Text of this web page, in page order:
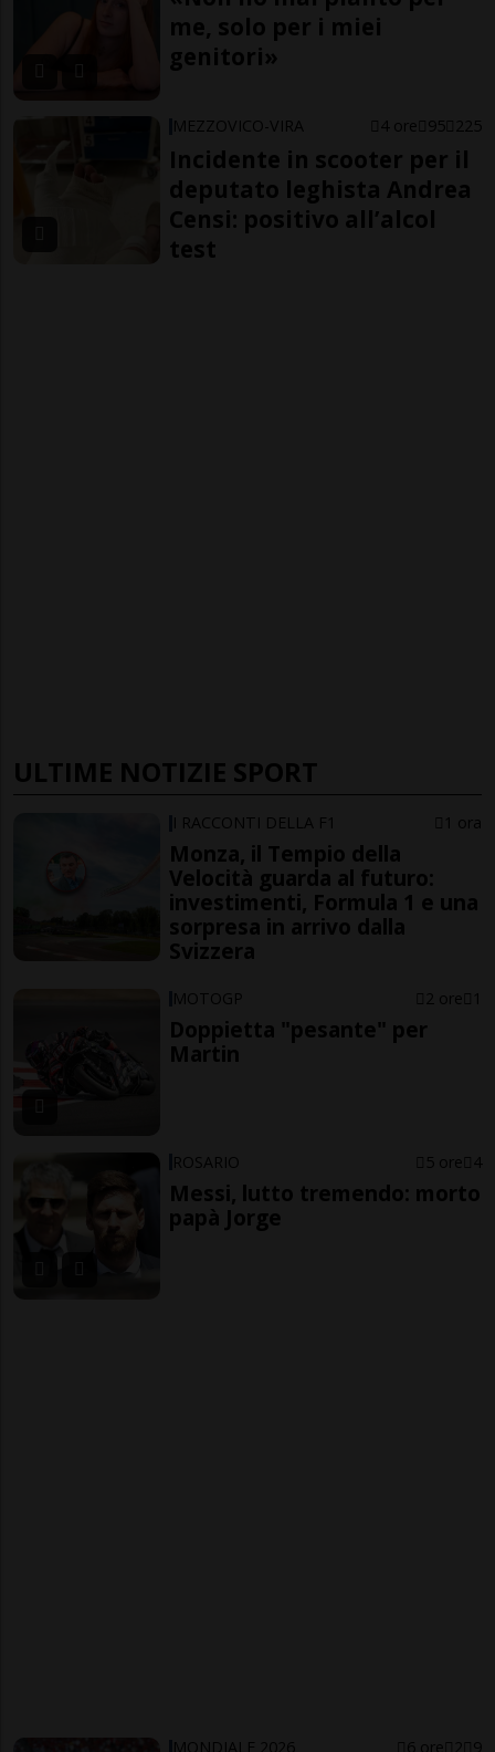
me, solo per i miei
genitori»
MEZZOVICO-VIRA 4 ore 95 225
Incidente in scooter per il
deputato leghista Andrea
Censi: positivo all’alcol
test
ULTIME NOTIZIE SPORT
I RACCONTI DELLA F1 1 ora
Monza, il Tempio della
Velocità guarda al futuro:
investimenti, Formula 1 e una
sorpresa in arrivo dalla
Svizzera
MOTOGP 2 ore 1
Doppietta "pesante" per
Martin
ROSARIO 5 ore 4
Messi, lutto tremendo: morto
papà Jorge
MONDIALE 2026 6 ore 2 9